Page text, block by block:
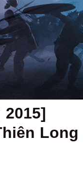
2015]
Long